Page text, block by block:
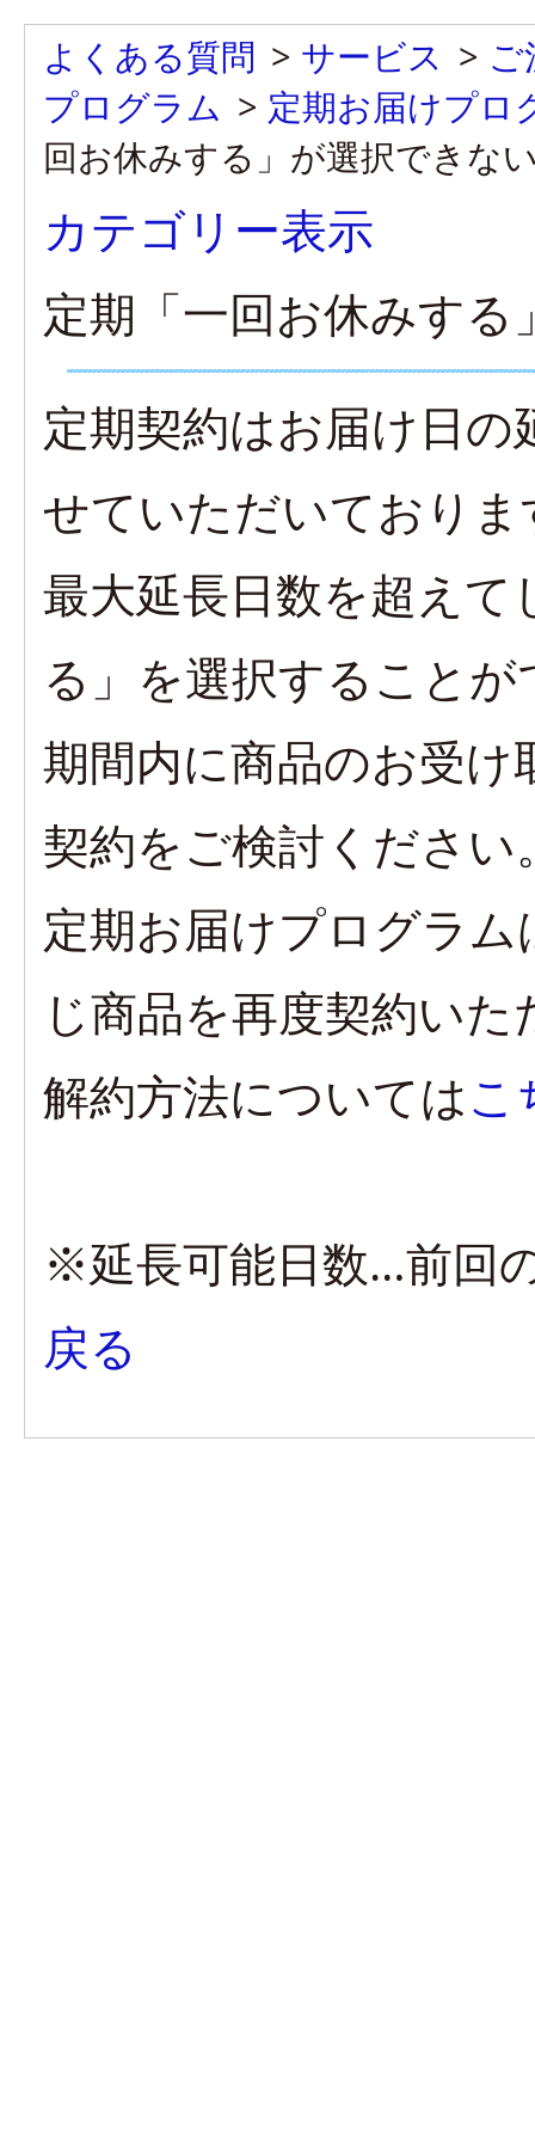
よくある質問 > サービス >
プログラム > 定期お届けプロ
回お休みする」が選択できな
カテゴリー表示
定期「一回お休みす
定期契約はお届け日
せていただいておりま
最大延長日数を超え
る」を選択すること
期間内に商品のお受
契約をご検討ください
定期お届けプログラ
じ商品を再度契約い
解約方法についてはこ
※延長可能日数…前回
戻る